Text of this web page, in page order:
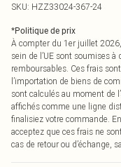
SKU: HZZ33024-367-24
*Politique de prix
À compter du 1er juillet
sein de l’UE sont soumises
remboursables. Ces frais
l’importation de biens de
sont calculés au moment de
affichés comme une ligne
finalisiez votre commande.
acceptez que ces frais ne
cas de retour ou d’échange,